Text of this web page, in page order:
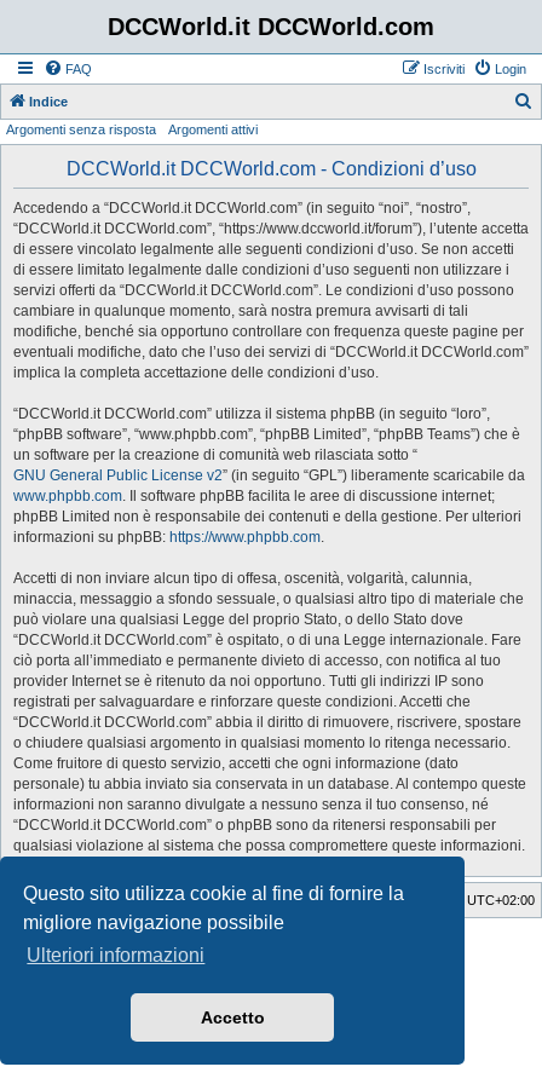
Questo sito utilizza cookie al fine di fornire la
migliore navigazione possibile
Ulteriori informazioni
Accetto
DCCWorld.it DCCWorld.com
FAQ Login
Iscriviti
Indice
Argomenti senza risposta Argomenti attivi
DCCWorld.it DCCWorld.com - Condizioni d’uso
Accedendo a “DCCWorld.it DCCWorld.com” (in seguito “noi”, “nostro”,
“DCCWorld.it DCCWorld.com”, “https://www.dccworld.it/forum”), l’utente accetta
di essere vincolato legalmente alle seguenti condizioni d’uso. Se non accetti
di essere limitato legalmente dalle condizioni d’uso seguenti non utilizzare i
servizi offerti da “DCCWorld.it DCCWorld.com”. Le condizioni d’uso possono
cambiare in qualunque momento, sarà nostra premura avvisarti di tali
modifiche, benché sia opportuno controllare con frequenza queste pagine per
eventuali modifiche, dato che l’uso dei servizi di “DCCWorld.it DCCWorld.com”
implica la completa accettazione delle condizioni d’uso.
“DCCWorld.it DCCWorld.com” utilizza il sistema phpBB (in seguito “loro”,
“phpBB software”, “www.phpbb.com”, “phpBB Limited”, “phpBB Teams”) che è
un software per la creazione di comunità web rilasciata sotto “
GNU General Public License v2” (in seguito “GPL”) liberamente scaricabile da
www.phpbb.com. Il software phpBB facilita le aree di discussione internet;
phpBB Limited non è responsabile dei contenuti e della gestione. Per ulteriori
informazioni su phpBB: https://www.phpbb.com.
Accetti di non inviare alcun tipo di offesa, oscenità, volgarità, calunnia,
minaccia, messaggio a sfondo sessuale, o qualsiasi altro tipo di materiale che
può violare una qualsiasi Legge del proprio Stato, o dello Stato dove
“DCCWorld.it DCCWorld.com” è ospitato, o di una Legge internazionale. Fare
ciò porta all’immediato e permanente divieto di accesso, con notifica al tuo
provider Internet se è ritenuto da noi opportuno. Tutti gli indirizzi IP sono
registrati per salvaguardare e rinforzare queste condizioni. Accetti che
“DCCWorld.it DCCWorld.com” abbia il diritto di rimuovere, riscrivere, spostare
o chiudere qualsiasi argomento in qualsiasi momento lo ritenga necessario.
Come fruitore di questo servizio, accetti che ogni informazione (dato
personale) tu abbia inviato sia conservata in un database. Al contempo queste
informazioni non saranno divulgate a nessuno senza il tuo consenso, né
“DCCWorld.it DCCWorld.com” o phpBB sono da ritenersi responsabili per
qualsiasi violazione al sistema che possa compromettere queste informazioni.
Indice Tutti gli orari sono UTC+02:00
Cancella cookie
Style Developer by ©
Creato daphpBB
Privacy|Condizioni